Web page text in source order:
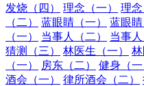
发烧（四）
理念（一） 理念
（二）
蓝眼睛（一） 蓝眼睛
（一）
当事人（二） 当事人
猜测（三）
林医生（一） 林
（一）
房东（二） 健身（一
酒会（一）
律所酒会（二）